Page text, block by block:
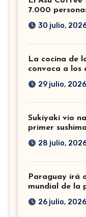
7.000
30 julio,
La cocina de
convoca a los
29 julio, 2026
Sukiyaki vio
primer
28 julio,
Paraguay irá
mundial de la
26 julio, 2026